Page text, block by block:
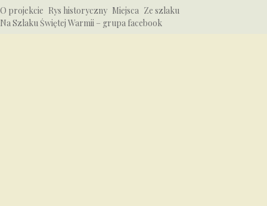
O projekcie Rys historyczny Miejsca Ze szlaku
Na Szlaku Świętej Warmii – grupa facebook